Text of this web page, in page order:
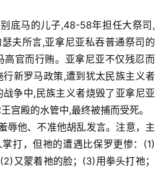
底马的儿子,48-58年担任大祭司,
夫所言,亚拿尼亚私吞普通祭司的
高官而行贿。亚拿尼亚不仅残忍而
新罗马政策,遭到犹太民族主义者
争中,民族主义者烧毁了亚拿尼亚
宫殿的水管中,最终被捕而受死。
辱他、不准他胡乱发言。注意，主
打，但祂的遭遇比保罗更惨：(1)
又蒙着祂的脸；(3)用拳头打祂；